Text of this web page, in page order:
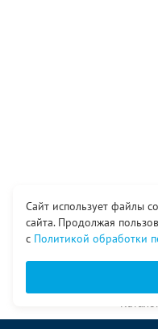
Сайт использует файлы
сайта. Продолжая
с Политикой обработки